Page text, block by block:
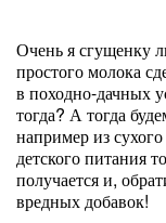
Очень я сгущенку
простого молока
в походно-дачных
тогда? А тогда
например из
детского питания
получается и,
вредных добавок!